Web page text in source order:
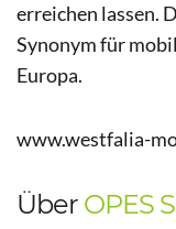
erreichen lassen.
Synonym für
Europa.
www.westfalia-
Über OPES